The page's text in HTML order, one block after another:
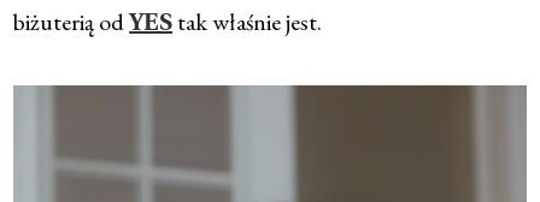
biżuterią odYES tak właśnie jest.